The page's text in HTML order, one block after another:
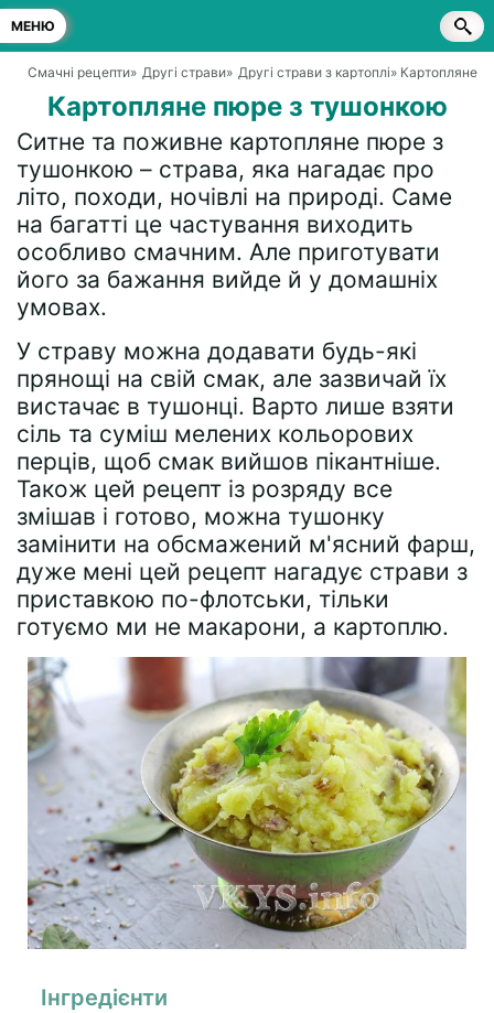
МЕНЮ
Смачні рецепти» Другі страви» Другі страви з картоплі» Картопляне
Картопляне пюре з тушонкою
Ситне та поживне картопляне пюре з
тушонкою – страва, яка нагадає про
літо, походи, ночівлі на природі. Саме
на багатті це частування виходить
особливо смачним. Але приготувати
його за бажання вийде й у домашніх
умовах.
У страву можна додавати будь-які
прянощі на свій смак, але зазвичай їх
вистачає в тушонці. Варто лише взяти
сіль та суміш мелених кольорових
перців, щоб смак вийшов пікантніше.
Також цей рецепт із розряду все
змішав і готово, можна тушонку
замінити на обсмажений м'ясний фарш,
дуже мені цей рецепт нагадує страви з
приставкою по-флотськи, тільки
готуємо ми не макарони, а картоплю.
Інгредієнти